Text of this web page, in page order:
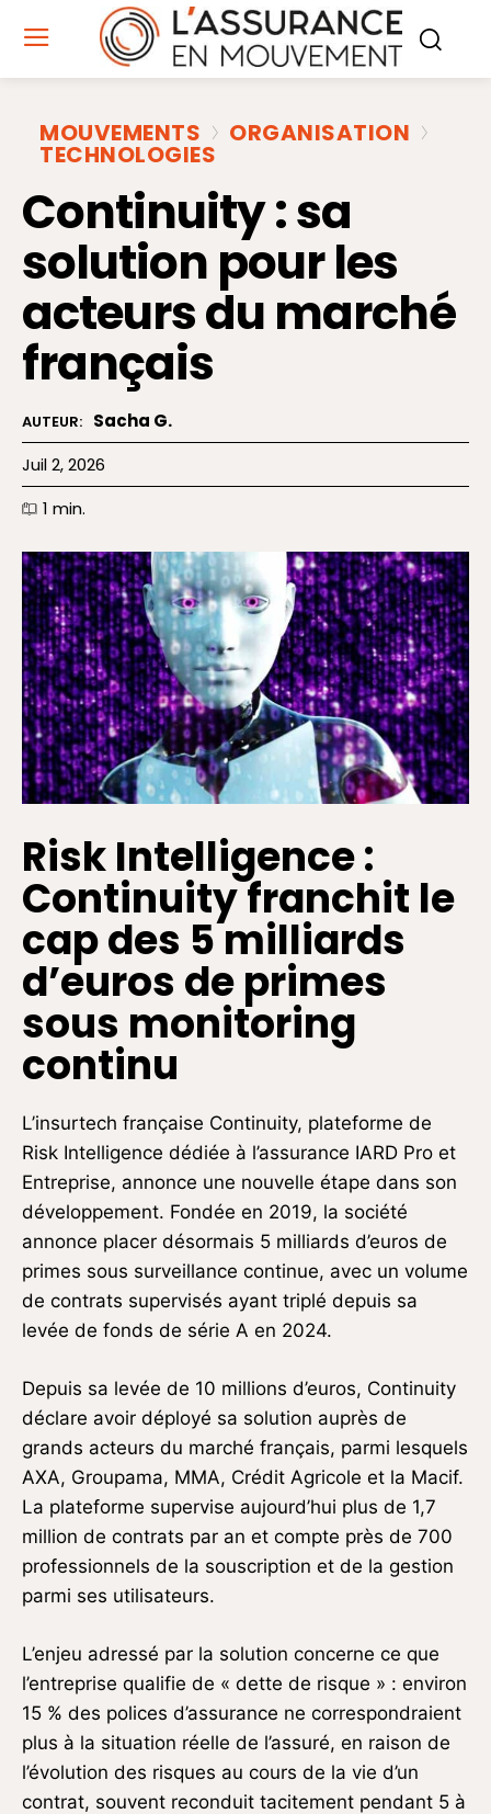
MOUVEMENTS ORGANISATION
TECHNOLOGIES
Continuity : sa
solution pour les
acteurs du marché
français
AUTEUR: Sacha G.
Juil 2, 2026
1 min.
Risk Intelligence :
Continuity franchit le
cap des 5 milliards
d’euros de primes
sous monitoring
continu
L’insurtech française Continuity, plateforme de
Risk Intelligence dédiée à l’assurance IARD Pro et
Entreprise, annonce une nouvelle étape dans son
développement. Fondée en 2019, la société
annonce placer désormais 5 milliards d’euros de
primes sous surveillance continue, avec un volume
de contrats supervisés ayant triplé depuis sa
levée de fonds de série A en 2024.
Depuis sa levée de 10 millions d’euros, Continuity
déclare avoir déployé sa solution auprès de
grands acteurs du marché français, parmi lesquels
AXA, Groupama, MMA, Crédit Agricole et la Macif.
La plateforme supervise aujourd’hui plus de 1,7
million de contrats par an et compte près de 700
professionnels de la souscription et de la gestion
parmi ses utilisateurs.
L’enjeu adressé par la solution concerne ce que
l’entreprise qualifie de « dette de risque » : environ
15 % des polices d’assurance ne correspondraient
plus à la situation réelle de l’assuré, en raison de
l’évolution des risques au cours de la vie d’un
contrat, souvent reconduit tacitement pendant 5 à